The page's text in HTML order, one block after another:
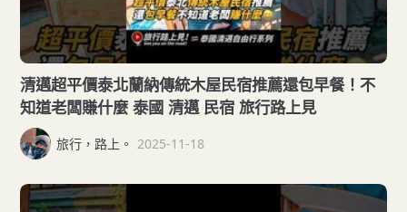
清邁超平價泰北蘭納傳統木屋民宿推薦還包早餐！不
知道老闆賺什麼 泰國 清邁 民宿 旅行路上見
旅行，路上。 2025-11-18